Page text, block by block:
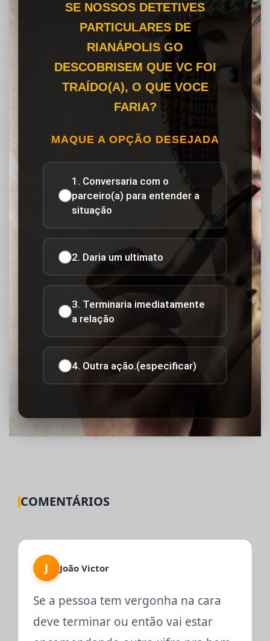
SE NOSSOS DETETIVES
PARTICULARES DE
RIANÁPOLIS GO
DESCOBRISEM QUE VC FOI
TRAÍDO(A), O QUE VOCE
FARIA?
MAQUE A OPÇÃO DESEJADA
1. Conversaria com o
parceiro(a) para entender a
situação
2. Daria um ultimato
3. Terminaria imediatamente
a relação
4. Outra ação.(especificar)
COMENTÁRIOS
J João Victor
Se a pessoa tem vergonha na cara
deve terminar ou então vai estar